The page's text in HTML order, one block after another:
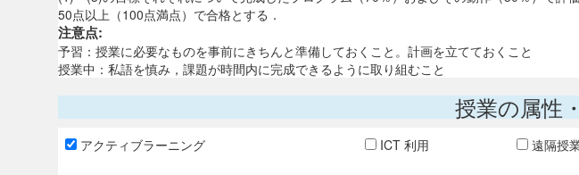
50点以上（100点満点）で合格とする．
注意点:
予習：授業に必要なものを事前にきちんと準備しておくこと。計画を立てておくこと
授業中：私語を慎み，課題が時間内に完成できるように取り組むこと
授業の属性
アクティブラーニング ICT 利用 遠隔授